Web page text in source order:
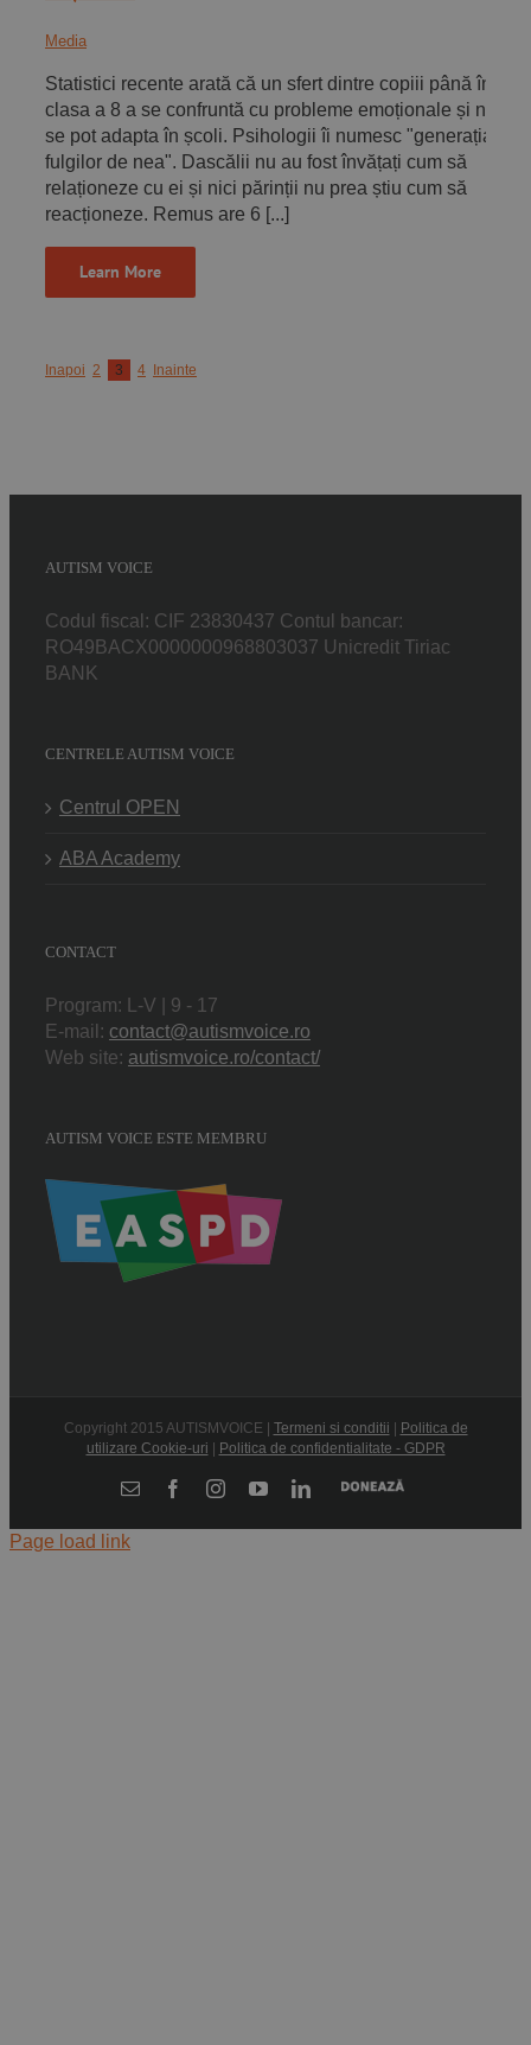
Media
Statistici recente arată că un sfert dintre copiii până în
clasa a 8 a se confruntă cu probleme emoționale și nu
se pot adapta în școli. Psihologii îi numesc "generația
fulgilor de nea". Dascălii nu au fost învățați cum să
relaționeze cu ei și nici părinții nu prea știu cum să
reacționeze. Remus are 6 [...]
Learn More
Inapoi 2 3 4 Inainte
AUTISM VOICE
Codul fiscal: CIF 23830437 Contul bancar:
RO49BACX0000000968803037 Unicredit Tiriac
BANK
CENTRELE AUTISM VOICE
Centrul OPEN
ABA Academy
CONTACT
Program: L-V | 9 - 17
E-mail: contact@autismvoice.ro
Web site: autismvoice.ro/contact/
AUTISM VOICE ESTE MEMBRU
Copyright 2015 AUTISMVOICE | Termeni si conditii
Politica de
utilizare Cookie-uri
Politica de confidentialitate - GDPR
E-
FacebookInstagramYouTubeLinkedIn
Donează
Page load link